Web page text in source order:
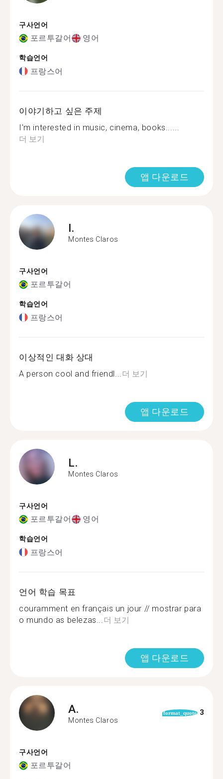
구사언어
포르투갈어 영어
학습언어
프랑스어
이야기하고 싶은 주제
I'm interested in music, cinema, books......
더 보기
앱 다운로드
I.
Montes Claros
구사언어
포르투갈어
학습언어
프랑스어
이상적인 대화 상대
A person cool and friendl... 더 보기
앱 다운로드
L.
Montes Claros
구사언어
포르투갈어 영어
학습언어
프랑스어
언어 학습 목표
couramment en français un jour // mostrar para
o mundo as belezas... 더 보기
앱 다운로드
A.
Montes Claros
format_quote 3
구사언어
포르투갈어